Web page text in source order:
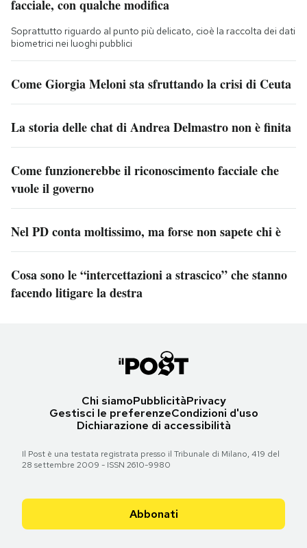
facciale, con qualche modifica
Soprattutto riguardo al punto più delicato, cioè la raccolta dei dati
biometrici nei luoghi pubblici
Come Giorgia Meloni sta sfruttando la crisi di Ceuta
La storia delle chat di Andrea Delmastro non è finita
Come funzionerebbe il riconoscimento facciale che
vuole il governo
Nel PD conta moltissimo, ma forse non sapete chi è
Cosa sono le “intercettazioni a strascico” che stanno
facendo litigare la destra
Chi siamoPubblicitàPrivacy
Gestisci le preferenzeCondizioni d'uso
Dichiarazione di accessibilità
Il Post è una testata registrata presso il Tribunale di Milano, 419 del
28 settembre 2009 - ISSN 2610-9980
Abbonati